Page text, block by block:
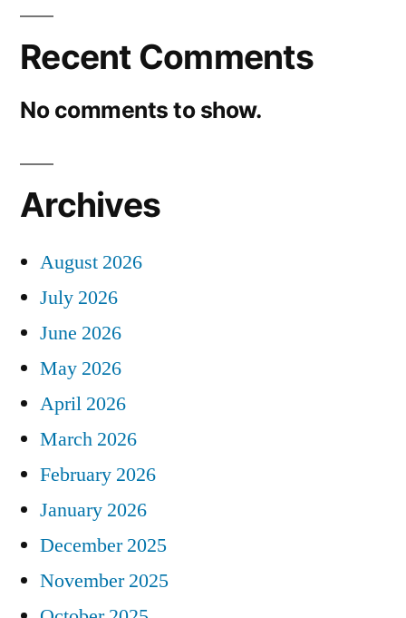
Recent Comments
No comments to show.
Archives
August 2026
July 2026
June 2026
May 2026
April 2026
March 2026
February 2026
January 2026
December 2025
November 2025